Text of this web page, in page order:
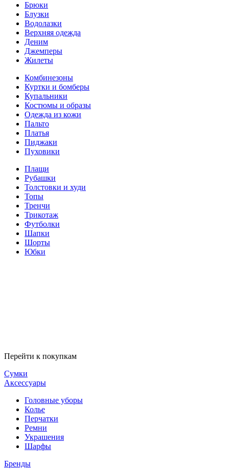
Брюки
Блузки
Водолазки
Верхняя одежда
Деним
Джемперы
Жилеты
Комбинезоны
Куртки и бомберы
Купальники
Костюмы и образы
Одежда из кожи
Пальто
Платья
Пиджаки
Пуховики
Плащи
Рубашки
Толстовки и худи
Топы
Тренчи
Трикотаж
Футболки
Шапки
Шорты
Юбки
Перейти к покупкам
Сумки
Аксессуары
Головные уборы
Колье
Перчатки
Ремни
Украшения
Шарфы
Бренды